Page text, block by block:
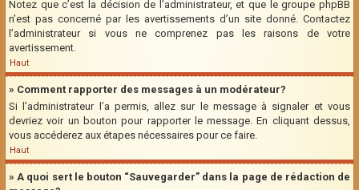
Notez que c’est la décision de l’administrateur, et que le groupe phpBB
n’est pas concerné par les avertissements d’un site donné. Contactez
l’administrateur si vous ne comprenez pas les raisons de votre
avertissement.
Haut
» Comment rapporter des messages à un modérateur?
Si l’administrateur l’a permis, allez sur le message à signaler et vous
devriez voir un bouton pour rapporter le message. En cliquant dessus,
vous accéderez aux étapes nécessaires pour ce faire.
Haut
» A quoi sert le bouton “Sauvegarder” dans la page de rédaction de